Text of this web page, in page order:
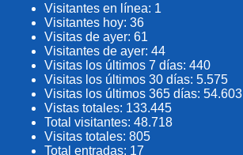
Visitantes en línea: 1
Visitantes hoy: 36
Visitas de ayer: 61
Visitantes de ayer: 44
Visitas los últimos 7 días: 440
Visitas los últimos 30 días: 5.575
Visitas los últimos 365 días: 54.603
Vistas totales: 133.445
Total visitantes: 48.718
Visitas totales: 805
Total entradas: 17